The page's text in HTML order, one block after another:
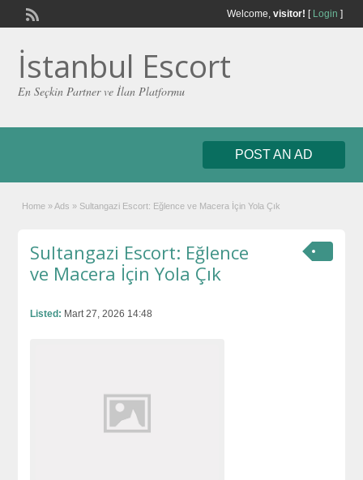
Welcome, visitor! [ Login ]
İstanbul Escort
En Seçkin Partner ve İlan Platformu
POST AN AD
Home » Ads » Sultangazi Escort: Eğlence ve Macera İçin Yola Çık
Sultangazi Escort: Eğlence
ve Macera İçin Yola Çık
Listed: Mart 27, 2026 14:48